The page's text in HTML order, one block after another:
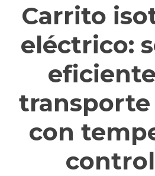
Carrito
eléctrico:
con